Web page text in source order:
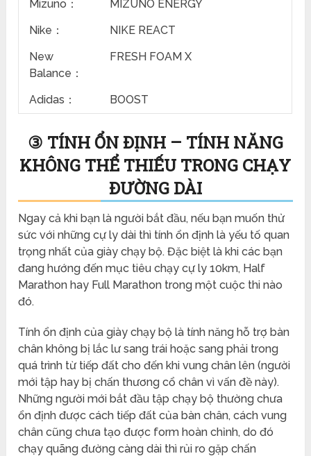
Mizuno：
MIZUNO ENERGY
Nike：
NIKE REACT
New
Balance：
FRESH FOAM X
Adidas： BOOST
③ TÍNH ỔN ĐỊNH – TÍNH NĂNG
KHÔNG THỂ THIẾU TRONG CHẠY
ĐƯỜNG DÀI
Ngay cả khi bạn là người bắt đầu, nếu bạn muốn thử
sức với những cự ly dài thì tính ổn định là yếu tố quan
trọng nhất của giày chạy bộ. Đặc biệt là khi các bạn
đang hướng đến mục tiêu chạy cự ly 10km, Half
Marathon hay Full Marathon trong một cuộc thi nào
đó.
Tính ổn định của giày chạy bộ là tính năng hỗ trợ bàn
chân không bị lắc lư sang trái hoặc sang phải trong
quá trình từ tiếp đất cho đến khi vung chân lên (người
mới tập hay bị chấn thương cổ chân vì vấn đề này).
Những người mới bắt đầu tập chạy bộ thường chưa
ổn định được cách tiếp đất của bàn chân, cách vung
chân cũng chưa tạo được form hoàn chỉnh, do đó
chạy quãng đường càng dài thì rủi ro gặp chấn